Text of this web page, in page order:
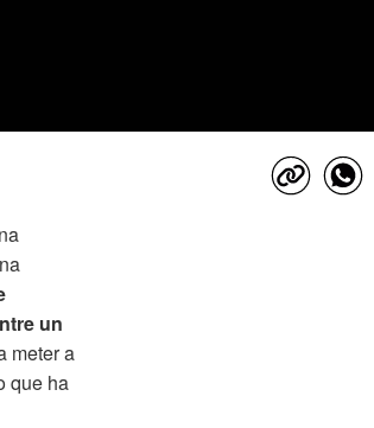
un
meter a
que ha